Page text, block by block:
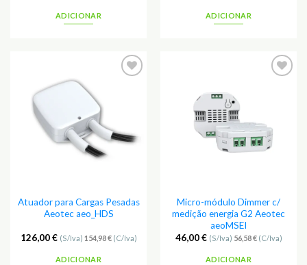
ADICIONAR ADICIONAR
Atuador para Cargas Pesadas
Aeotec aeo_HDS
126,00€ (S/Iva) 154,98€(C/Iva)
ADICIONAR
Micro-módulo Dimmer c/
medição energia G2 Aeotec
aeoMSEI
46,00€ (S/Iva) 56,58€(C/Iva)
ADICIONAR